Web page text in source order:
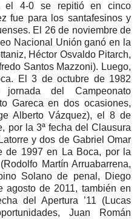
el 4-0 se repitió en cinco
fue para los santafesinos y
El 26 de noviembre de
Nacional Unión ganó en la
Héctor Osvaldo Pitarch,
Santos Mazzoni). Luego,
El 3 de octubre de 1982
del Campeonato
Gareca en dos ocasiones,
Alberto Vázquez), el 8 de
por la 3ª fecha del Clausura
y dos de Gabriel Omar
de 1997 en La Boca, por la
Martín Arruabarrena,
Solano de penal, Diego
agosto de 2011, también en
del Apertura ’11 (Lucas
Juan Román